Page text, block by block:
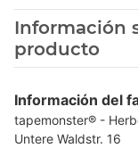
Información
producto
Información del
tapemonster® -
Untere Waldstr. 16